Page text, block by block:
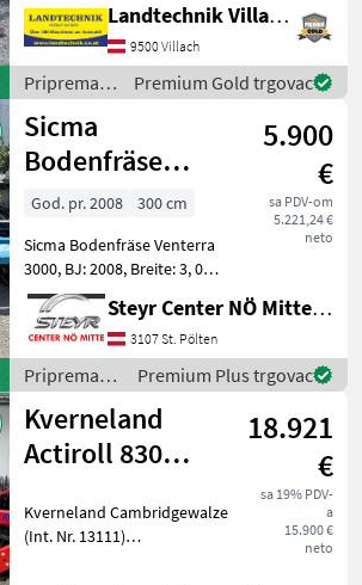
Steinsicherung,
Strichabstand 270 mm, mit
Rahmenhöhe 85 cm,
Balkenabstand 75 cm für
maximalen D
Landtechnik Villach GmbH
9500 Villach
Priprema/
obrada tla
(plugovi,
kultivatori,
tanjurače i
dr.) /
Premium Gold trgovac
Sicma
Bodenfräse
Venterra 3000
5.900
€
sa PDV-om
5.221,24 €
neto
God. pr. 2008
300 cm
Sicma Bodenfräse Venterra
3000, BJ: 2008, Breite: 3, 00
m, Stabwalze, Gelenkwelle,
Ansprechpartner: Gerhard
Wagner Zglovno vratilo
Priprema/ obrada tla
(plugovi, kult
Steyr Center NÖ Mitte Landmaschinentechnik GmbH
3107 St. Pölten
Priprema/
obrada tla
(plugovi,
kultivatori,
tanjurače i
Premium Plus trgovac
Kverneland
Actiroll 830
Cambridge 80
Hek
18.921
€
sa 19% PDV-
a
15.900 €
neto
Kverneland Cambridgewalze
(Int. Nr. 13111)